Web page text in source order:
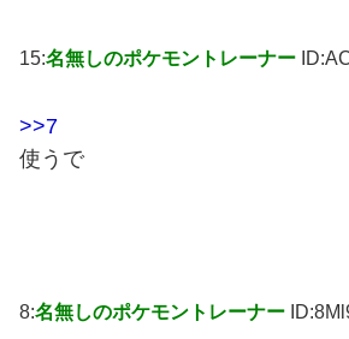
15:名無しのポケモントレーナー
>>7
使うで
8:名無しのポケモントレーナー